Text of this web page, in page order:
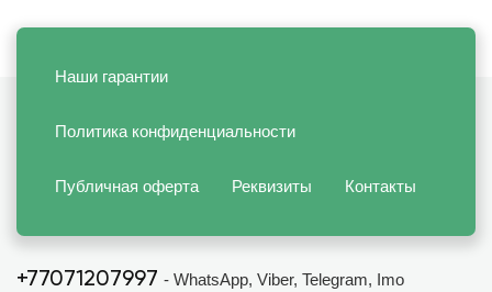
Наши гарантии
Политика конфиденциальности
Публичная оферта Реквизиты Контакты
+77071207997 - WhatsApp, Viber, Telegram, Imo